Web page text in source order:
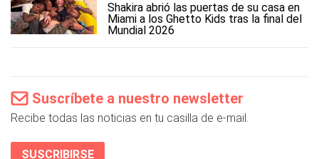
Shakira abrió las puertas de su casa en
Miami a los Ghetto Kids tras la final del
Mundial 2026
Suscríbete a nuestro newsletter
Recibe todas las noticias en tu casilla de e-mail.
SUSCRIBIRSE